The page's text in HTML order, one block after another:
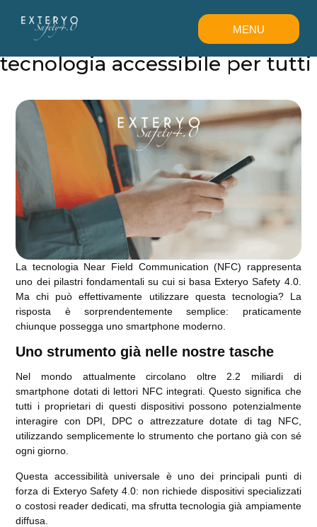
MENU
CHIUDI
NFC e Exteryo Safety 4.0:
tecnologia accessibile per tutti
La tecnologia Near Field Communication (NFC) rappresenta
uno dei pilastri fondamentali su cui si basa Exteryo Safety 4.0.
Ma chi può effettivamente utilizzare questa tecnologia? La
risposta è sorprendentemente semplice: praticamente
chiunque possegga uno smartphone moderno.
Uno strumento già nelle nostre tasche
Nel mondo attualmente circolano oltre 2.2 miliardi di
smartphone dotati di lettori NFC integrati. Questo significa che
tutti i proprietari di questi dispositivi possono potenzialmente
interagire con DPI, DPC o attrezzature dotate di tag NFC,
utilizzando semplicemente lo strumento che portano già con sé
ogni giorno.
Questa accessibilità universale è uno dei principali punti di
forza di Exteryo Safety 4.0: non richiede dispositivi specializzati
o costosi reader dedicati, ma sfrutta tecnologia già ampiamente
diffusa.